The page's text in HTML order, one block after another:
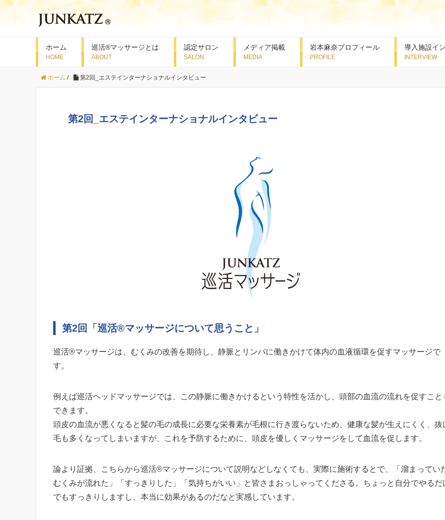
ホーム 巡活®マッサージとは 認定サロン メディア掲載 岩本麻奈プロフィール 導入施設イ
ホーム / 第2回_エステインターナショナルインタビュー
第2回_エステインターナショナルインタビュー
第2回「巡活®マッサージについて思うこと」
巡活®マッサージは、むくみの改善を期待し、静脈とリンパに働きかけて体内の血液循環を促すマッサージで
す。
例えば巡活ヘッドマッサージでは、この静脈に働きかけるという特性を活かし、頭部の血流の流れを促すこと
できます。
頭皮の血流が悪くなると髪の毛の成長に必要な栄養素が毛根に行き渡らないため、健康な髪が生えにくく、抜
毛も多くなってしまいますが、これを予防するために、頭皮を優しくマッサージをして血流を促します。
論より証拠、こちらから巡活®マッサージについて説明などしなくても、実際に施術するとで、「溜まってい
むくみが流れた」「すっきりした」「気持ちがいい」と皆さまおっしゃってくださる。ちょっと自分でやるだ
でもすっきりしますし、本当に効果があるのだなと実感しています。